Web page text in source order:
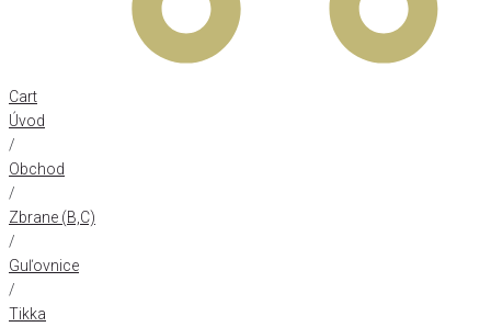
Cart
Úvod
/
Obchod
/
Zbrane (B,C)
/
Guľovnice
/
Tikka